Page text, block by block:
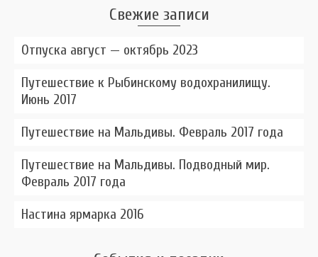
Свежие записи
Отпуска август — октябрь 2023
Путешествие к Рыбинскому водохранилищу.
Июнь 2017
Путешествие на Мальдивы. Февраль 2017 года
Путешествие на Мальдивы. Подводный мир.
Февраль 2017 года
Настина ярмарка 2016